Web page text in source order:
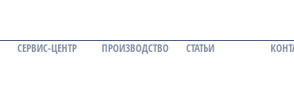
СЕРВИС-ЦЕНТР ПРОИЗВОДСТВО СТАТЬИ